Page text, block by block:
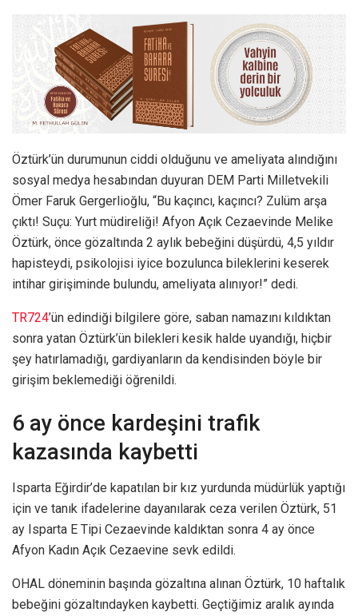
Öztürk’ün durumunun ciddi olduğunu ve ameliyata alındığını
sosyal medya hesabından duyuran DEM Parti Milletvekili
Ömer Faruk Gergerlioğlu, “Bu kaçıncı, kaçıncı? Zulüm arşa
çıktı! Suçu: Yurt müdireliği! Afyon Açık Cezaevinde Melike
Öztürk, önce gözaltında 2 aylık bebeğini düşürdü, 4,5 yıldır
hapisteydi, psikolojisi iyice bozulunca bileklerini keserek
intihar girişiminde bulundu, ameliyata alınıyor!” dedi.
TR724’ün edindiği bilgilere göre, saban namazını kıldıktan
sonra yatan Öztürk’ün bilekleri kesik halde uyandığı, hiçbir
şey hatırlamadığı, gardiyanların da kendisinden böyle bir
girişim beklemediği öğrenildi.
6 ay önce kardeşini trafik
kazasında kaybetti
Isparta Eğirdir’de kapatılan bir kız yurdunda müdürlük yaptığı
için ve tanık ifadelerine dayanılarak ceza verilen Öztürk, 51
ay Isparta E Tipi Cezaevinde kaldıktan sonra 4 ay önce
Afyon Kadın Açık Cezaevine sevk edildi.
OHAL döneminin başında gözaltına alınan Öztürk, 10 haftalık
bebeğini gözaltındayken kaybetti. Geçtiğimiz aralık ayında